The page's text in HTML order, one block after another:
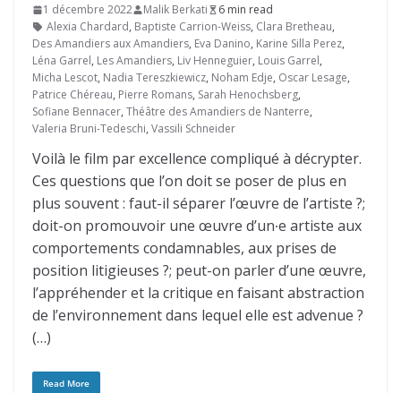
1 décembre 2022 Malik Berkati
6 min read
Alexia Chardard, Baptiste Carrion-Weiss, Clara Bretheau,
Des Amandiers aux Amandiers, Eva Danino, Karine Silla Perez,
Léna Garrel, Les Amandiers, Liv Henneguier, Louis Garrel,
Micha Lescot, Nadia Tereszkiewicz, Noham Edje, Oscar Lesage,
Patrice Chéreau, Pierre Romans, Sarah Henochsberg,
Sofiane Bennacer, Théâtre des Amandiers de Nanterre,
Valeria Bruni-Tedeschi, Vassili Schneider
Voilà le film par excellence compliqué à décrypter.
Ces questions que l’on doit se poser de plus en
plus souvent : faut-il séparer l’œuvre de l’artiste ?;
doit-on promouvoir une œuvre d’un∙e artiste aux
comportements condamnables, aux prises de
position litigieuses ?; peut-on parler d’une œuvre,
l’appréhender et la critique en faisant abstraction
de l’environnement dans lequel elle est advenue ?
(…)
Read More